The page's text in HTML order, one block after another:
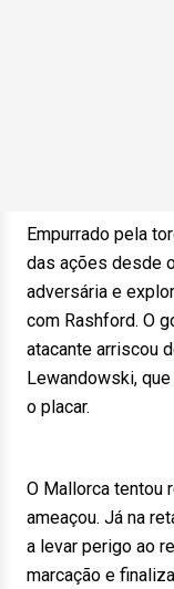
Empurrado pela
das ações desde
adversária e
com Rashford. O
atacante arriscou
Lewandowski,
o placar.
O Mallorca tentou
ameaçou. Já na
a levar perigo ao
marcação e